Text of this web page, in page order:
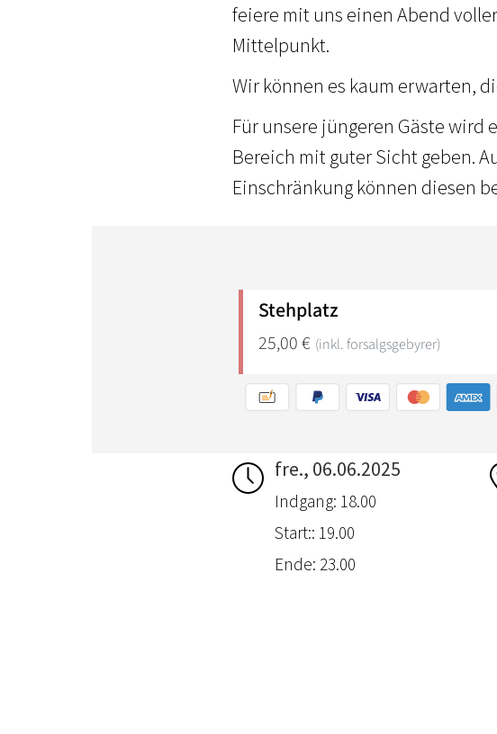
feiere mit uns einen Abend
Mittelpunkt.
Wir können es kaum erwarten,
Für unsere jüngeren Gäste wird
Bereich mit guter Sicht geben.
Einschränkung können diesen
fre., 06.06.2025
Indgang: 18.00
Start:: 19.00
Ende: 23.00